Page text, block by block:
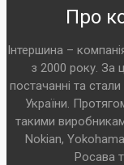
Про
Інтершина –
з 2000 року. За
постачанні та
України.
такими
Nokian,
Росава